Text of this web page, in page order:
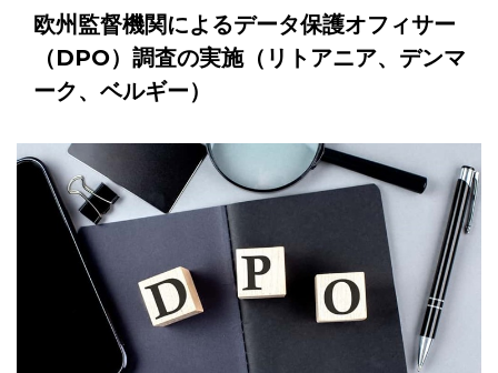
欧州監督機関によるデータ保護オフィサー
（DPO）調査の実施（リトアニア、デンマ
ーク、ベルギー）